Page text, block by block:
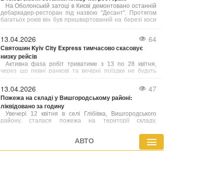
На Оболонській затоці в Києві демонтовано останній
дебаркадер-ресторан під назвою "Десант". Протягом
багатьох років він був пришвартований на березі коси
де планують спорудити декоративний пішохідний міст
через гирло підземного водовідвідного каналу.
13.04.2026 64
Святошин Kyiv City Express тимчасово скасовує
низку рейсів
Активна фаза робіт триватиме з 13 по 28 квітня,
через що певні ранкові та вечірні поїздки не будуть
13.04.2026 47
Пожежа на складі у Вишгородському районі:
ліквідовано за годину
Увечері 12 квітня в селі Глібівка, Вишгородського
району, сталася пожежа на території складу,
покрівлю будівлі та плівку, що зберігалася всередині.
АВТО